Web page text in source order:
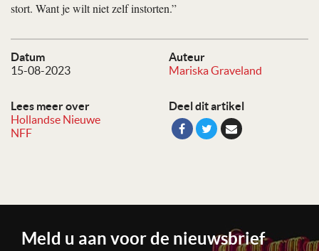
Datum
15-08-2023
Auteur
Mariska Graveland
Lees meer over
Hollandse Nieuwe
NFF
Deel dit artikel
stort. Want je wilt niet zelf instorten.”
Meld u aan voor de nieuwsbrief